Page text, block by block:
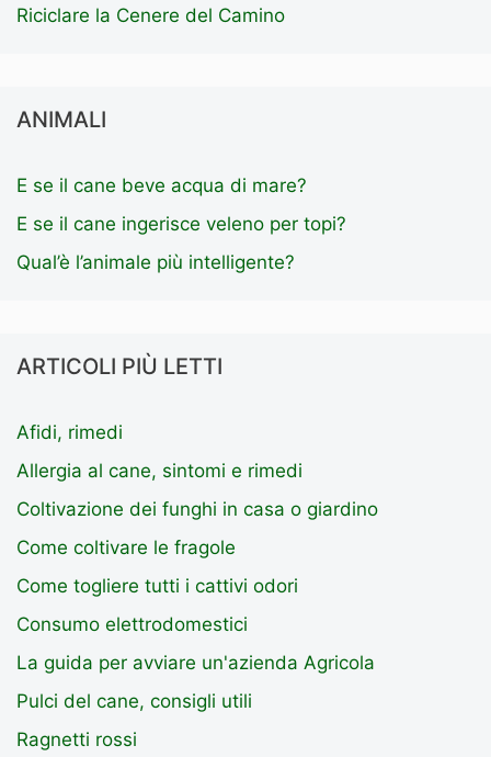
Riciclare la Cenere del Camino
ANIMALI
E se il cane beve acqua di mare?
E se il cane ingerisce veleno per topi?
Qual’è l’animale più intelligente?
ARTICOLI PIÙ LETTI
Afidi, rimedi
Allergia al cane, sintomi e rimedi
Coltivazione dei funghi in casa o giardino
Come coltivare le fragole
Come togliere tutti i cattivi odori
Consumo elettrodomestici
La guida per avviare un'azienda Agricola
Pulci del cane, consigli utili
Ragnetti rossi